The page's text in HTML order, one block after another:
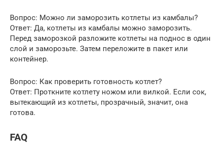
Вопрос: Можно ли заморозить котлеты из камбалы?
Ответ: Да, котлеты из камбалы можно заморозить.
Перед заморозкой разложите котлеты на поднос в один
слой и заморозьте. Затем переложите в пакет или
контейнер.
Вопрос: Как проверить готовность котлет?
Ответ: Проткните котлету ножом или вилкой. Если сок,
вытекающий из котлеты, прозрачный, значит, она
готова.
FAQ